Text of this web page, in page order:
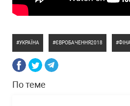
УКРАЇНА ЄВРОБАЧЕННЯ2018
По теме